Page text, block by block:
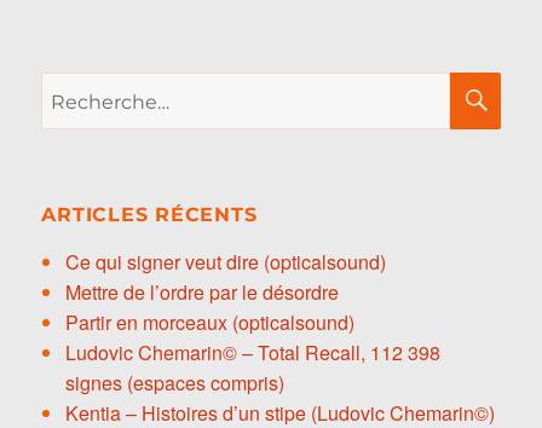
pour :
ARTICLES RÉCENTS
Ce qui signer veut dire (opticalsound)
Mettre de l’ordre par le désordre
Partir en morceaux (opticalsound)
Ludovic Chemarin© – Total Recall, 112 398
signes (espaces compris)
Kentia – Histoires d’un stipe (Ludovic Chemarin©)